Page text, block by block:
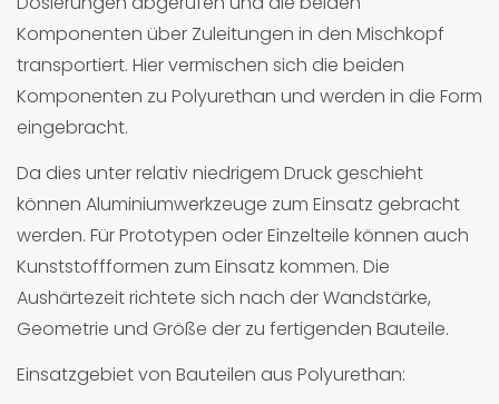
Komponenten über Zuleitungen in den Mischkopf
transportiert. Hier vermischen sich die beiden
Komponenten zu Polyurethan und werden in die Form
eingebracht.
Da dies unter relativ niedrigem Druck geschieht
können Aluminiumwerkzeuge zum Einsatz gebracht
werden. Für Prototypen oder Einzelteile können auch
Kunststoffformen zum Einsatz kommen. Die
Aushärtezeit richtete sich nach der Wandstärke,
Geometrie und Größe der zu fertigenden Bauteile.
Einsatzgebiet von Bauteilen aus Polyurethan: